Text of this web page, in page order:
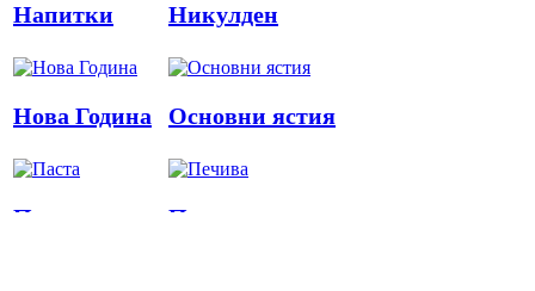
Напитки Никулден
Нова Година Основни ястия
Паста Печива